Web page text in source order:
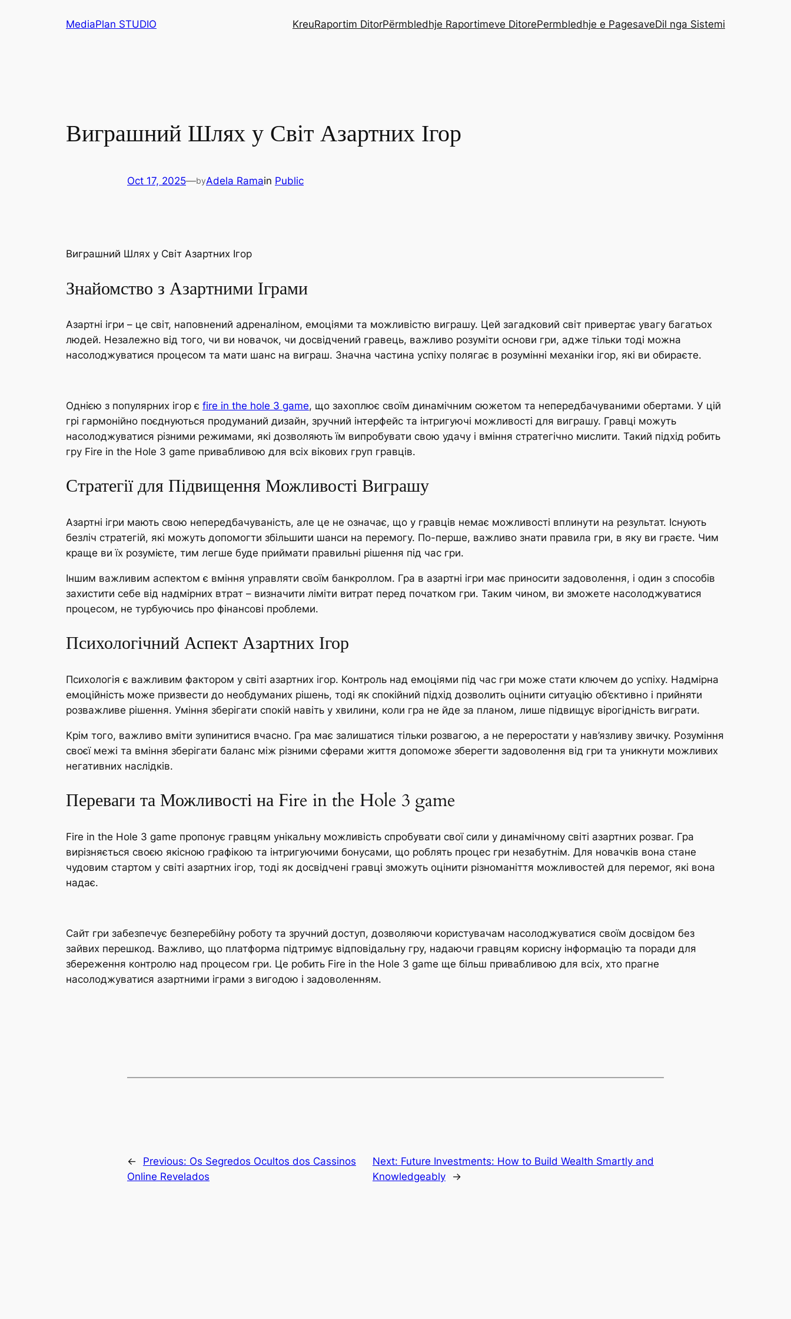
MediaPlan STUDIO KreuRaportim DitorPërmbledhje Raportimeve DitorePermbledhje e PagesaveDil nga Sistemi
Виграшний Шлях у Світ Азартних Ігор
Oct 17, 2025—byAdela Ramain Public
Виграшний Шлях у Світ Азартних Ігор
Знайомство з Азартними Іграми
Азартні ігри – це світ, наповнений адреналіном, емоціями та можливістю виграшу. Цей загадковий світ привертає увагу багатьох
людей. Незалежно від того, чи ви новачок, чи досвідчений гравець, важливо розуміти основи гри, адже тільки тоді можна
насолоджуватися процесом та мати шанс на виграш. Значна частина успіху полягає в розумінні механіки ігор, які ви обираєте.
Однією з популярних ігор є fire in the hole 3 game, що захоплює своїм динамічним сюжетом та непередбачуваними обертами. У цій
грі гармонійно поєднуються продуманий дизайн, зручний інтерфейс та інтригуючі можливості для виграшу. Гравці можуть
насолоджуватися різними режимами, які дозволяють їм випробувати свою удачу і вміння стратегічно мислити. Такий підхід робить
гру Fire in the Hole 3 game привабливою для всіх вікових груп гравців.
Стратегії для Підвищення Можливості Виграшу
Азартні ігри мають свою непередбачуваність, але це не означає, що у гравців немає можливості вплинути на результат. Існують
безліч стратегій, які можуть допомогти збільшити шанси на перемогу. По-перше, важливо знати правила гри, в яку ви граєте. Чим
краще ви їх розумієте, тим легше буде приймати правильні рішення під час гри.
Іншим важливим аспектом є вміння управляти своїм банкроллом. Гра в азартні ігри має приносити задоволення, і один з способів
захистити себе від надмірних втрат – визначити ліміти витрат перед початком гри. Таким чином, ви зможете насолоджуватися
процесом, не турбуючись про фінансові проблеми.
Психологічний Аспект Азартних Ігор
Психологія є важливим фактором у світі азартних ігор. Контроль над емоціями під час гри може стати ключем до успіху. Надмірна
емоційність може призвести до необдуманих рішень, тоді як спокійний підхід дозволить оцінити ситуацію об’єктивно і прийняти
розважливе рішення. Уміння зберігати спокій навіть у хвилини, коли гра не йде за планом, лише підвищує вірогідність виграти.
Крім того, важливо вміти зупинитися вчасно. Гра має залишатися тільки розвагою, а не переростати у нав’язливу звичку. Розуміння
своєї межі та вміння зберігати баланс між різними сферами життя допоможе зберегти задоволення від гри та уникнути можливих
негативних наслідків.
Переваги та Можливості на Fire in the Hole 3 game
Fire in the Hole 3 game пропонує гравцям унікальну можливість спробувати свої сили у динамічному світі азартних розваг. Гра
вирізняється своєю якісною графікою та інтригуючими бонусами, що роблять процес гри незабутнім. Для новачків вона стане
чудовим стартом у світі азартних ігор, тоді як досвідчені гравці зможуть оцінити різноманіття можливостей для перемог, які вона
надає.
Сайт гри забезпечує безперебійну роботу та зручний доступ, дозволяючи користувачам насолоджуватися своїм досвідом без
зайвих перешкод. Важливо, що платформа підтримує відповідальну гру, надаючи гравцям корисну інформацію та поради для
збереження контролю над процесом гри. Це робить Fire in the Hole 3 game ще більш привабливою для всіх, хто прагне
насолоджуватися азартними іграми з вигодою і задоволенням.
← Previous: Os Segredos Ocultos dos Cassinos
Online Revelados
Next: Future Investments: How to Build Wealth Smartly and
Knowledgeably
→